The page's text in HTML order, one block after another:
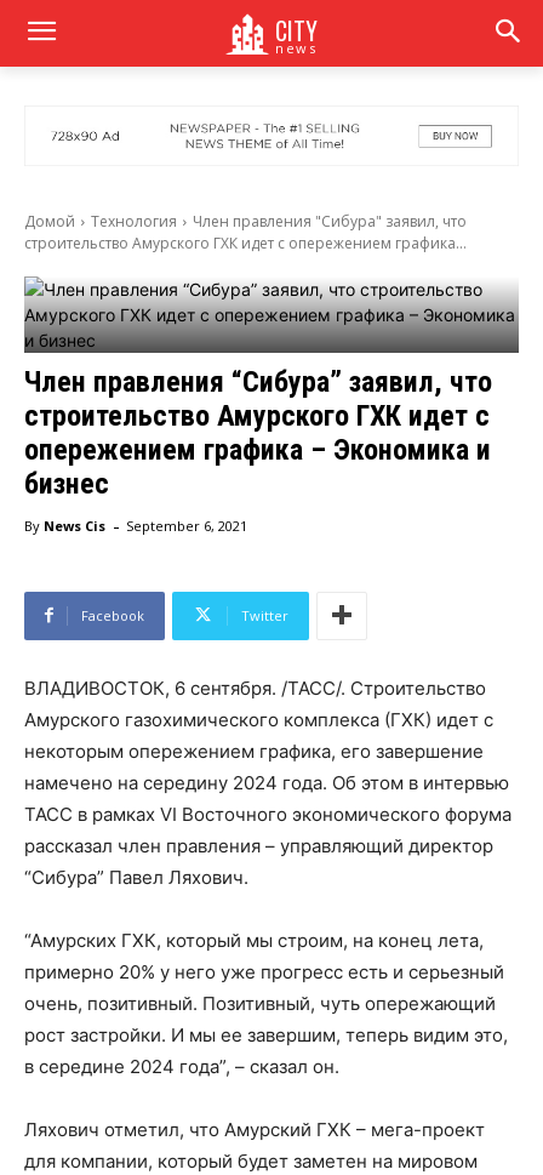
CITY
news
Домой Технология
Член правления "Сибура" заявил, что
строительство Амурского ГХК идет с опережением графика...
Член правления “Сибура” заявил, что
строительство Амурского ГХК идет с
опережением графика – Экономика и
бизнес
By News Cis - September 6, 2021
Facebook Twitter
ВЛАДИВОСТОК, 6 сентября. /ТАСС/. Строительство
Амурского газохимического комплекса (ГХК) идет с
некоторым опережением графика, его завершение
намечено на середину 2024 года. Об этом в интервью
ТАСС в рамках VI Восточного экономического форума
рассказал член правления – управляющий директор
“Сибура” Павел Ляхович.
“Амурских ГХК, который мы строим, на конец лета,
примерно 20% у него уже прогресс есть и серьезный
очень, позитивный. Позитивный, чуть опережающий
рост застройки. И мы ее завершим, теперь видим это,
в середине 2024 года”, – сказал он.
Ляхович отметил, что Амурский ГХК – мега-проект
для компании, который будет заметен на мировом